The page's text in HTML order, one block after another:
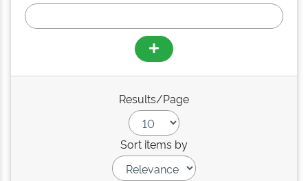
Results/Page
Sort items by